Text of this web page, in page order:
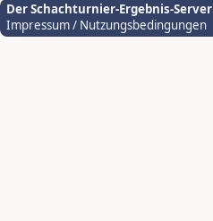
Der Schachturnier-Ergebnis-Server
Impressum / Nutzungsbedingungen